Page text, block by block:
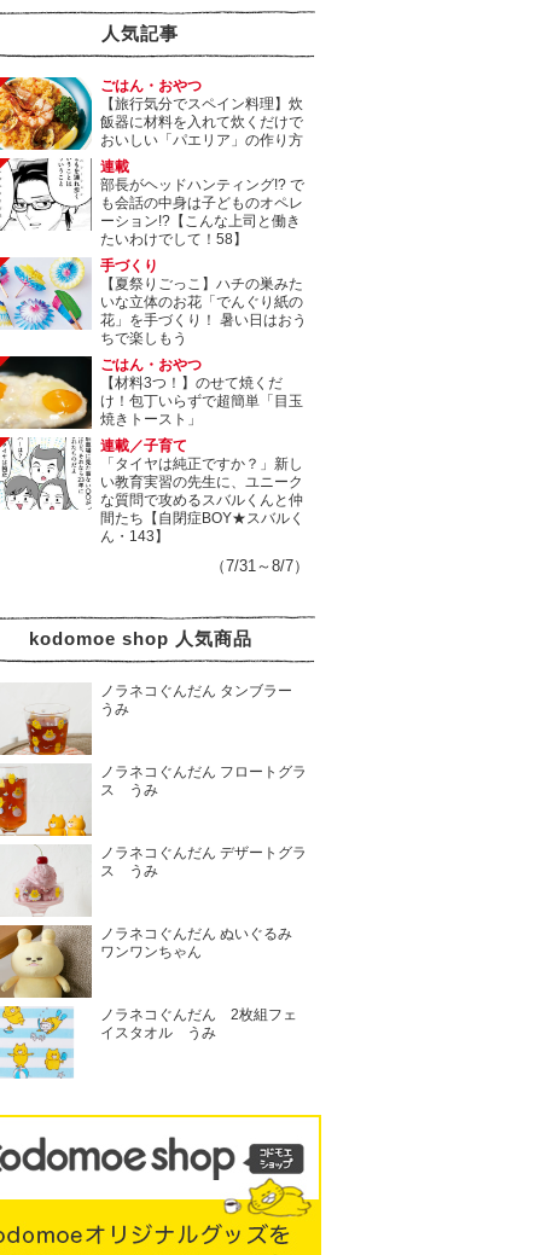
人気記事
ごはん・おやつ
【旅行気分でスペイン料理】炊
飯器に材料を入れて炊くだけで
おいしい「パエリア」の作り方
連載
部長がヘッドハンティング!? で
も会話の中身は子どものオペレ
ーション!?【こんな上司と働き
たいわけでして！58】
手づくり
【夏祭りごっこ】ハチの巣みた
いな立体のお花「でんぐり紙の
花」を手づくり！ 暑い日はおう
ちで楽しもう
ごはん・おやつ
【材料3つ！】のせて焼くだ
け！包丁いらずで超簡単「目玉
焼きトースト」
連載／子育て
「タイヤは純正ですか？」新し
い教育実習の先生に、ユニーク
な質問で攻めるスバルくんと仲
間たち【自閉症BOY★スバルく
ん・143】
（7/31～8/7）
kodomoe shop 人気商品
ノラネコぐんだん タンブラー
うみ
ノラネコぐんだん フロートグラ
ス うみ
ノラネコぐんだん デザートグラ
ス うみ
ノラネコぐんだん ぬいぐるみ
ワンワンちゃん
ノラネコぐんだん 2枚組フェ
イスタオル うみ